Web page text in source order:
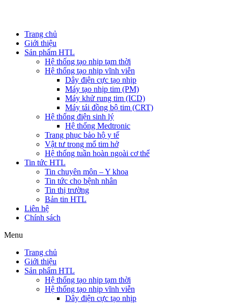
Trang chủ
Giới thiệu
Sản phẩm HTL
Hệ thống tạo nhịp tạm thời
Hệ thống tạo nhịp vĩnh viễn
Dây điện cực tạo nhịp
Máy tạo nhịp tim (PM)
Máy khử rung tim (ICD)
Máy tái đồng bộ tim (CRT)
Hệ thống điện sinh lý
Hệ thống Medtronic
Trang phục bảo hộ y tế
Vật tư trong mổ tim hở
Hệ thống tuần hoàn ngoài cơ thể
Tin tức HTL
Tin chuyên môn – Y khoa
Tin tức cho bệnh nhân
Tin thị trường
Bản tin HTL
Liên hệ
Chính sách
Menu
Trang chủ
Giới thiệu
Sản phẩm HTL
Hệ thống tạo nhịp tạm thời
Hệ thống tạo nhịp vĩnh viễn
Dây điện cực tạo nhịp